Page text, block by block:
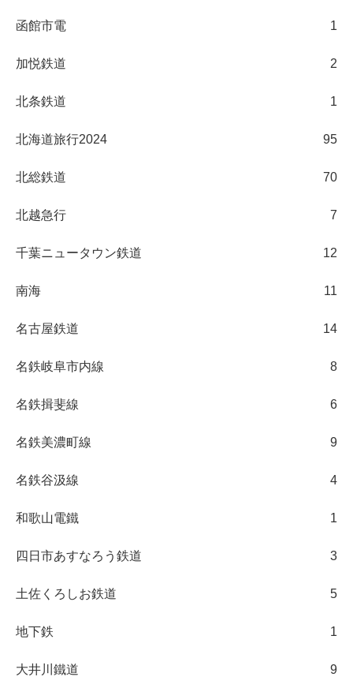
函館市電 1
加悦鉄道 2
北条鉄道 1
北海道旅行2024 95
北総鉄道 70
北越急行 7
千葉ニュータウン鉄道 12
南海 11
名古屋鉄道 14
名鉄岐阜市内線 8
名鉄揖斐線 6
名鉄美濃町線 9
名鉄谷汲線 4
和歌山電鐵 1
四日市あすなろう鉄道 3
土佐くろしお鉄道 5
地下鉄 1
大井川鐵道 9